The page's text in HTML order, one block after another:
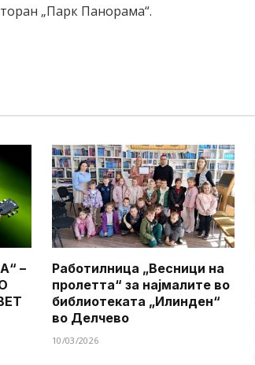
„Парк Панорама“.
–
Работилница „Весници на
пролетта“ за најмалите во
библиотеката „Илинден“
во Делчево
10/03/2026